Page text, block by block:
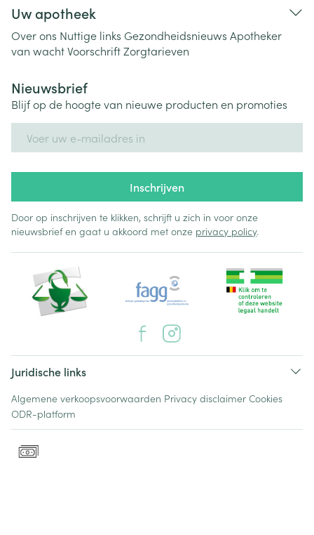
Uw apotheek
Over ons Nuttige links Gezondheidsnieuws Apotheker
van wachtVoorschriftZorgtarieven
Nieuwsbrief
Blijf op de hoogte van nieuwe producten en promoties
Inschrijven
Door op inschrijven te klikken, schrijft u zich in voor onze
nieuwsbrief en gaat u akkoord met onze privacy policy.
Juridische links
Algemene verkoopsvoorwaarden Privacy disclaimer Cookies
ODR-platform